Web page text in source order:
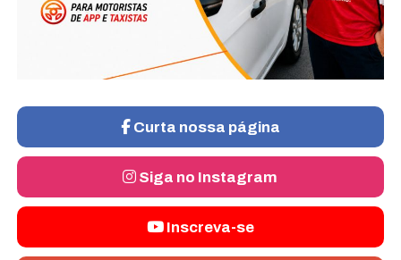
Curta nossa página
Siga no Instagram
Inscreva-se